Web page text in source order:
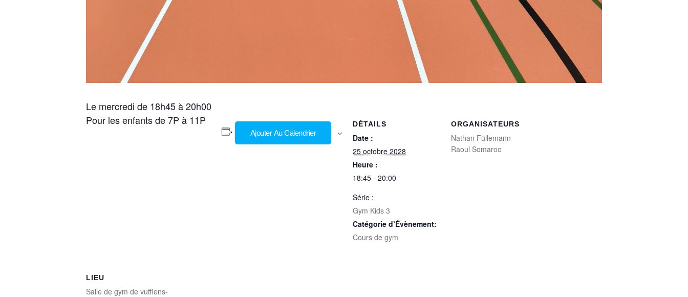
Le mercredi de 18h45 à 20h00
Pour les enfants de 7P à 11P
Ajouter Au Calendrier
DÉTAILS
Date :
25 octobre 2028
Heure :
18:45 - 20:00
Série :
Gym Kids 3
Catégorie d’Évènement:
Cours de gym
ORGANISATEURS
Nathan Füllemann
Raoul Somaroo
LIEU
Salle de gym de vufflens-